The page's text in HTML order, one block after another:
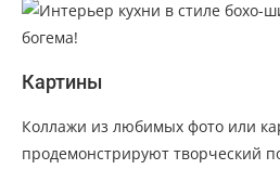
Картины
Коллажи из любимых фото или
продемонстрируют творческий